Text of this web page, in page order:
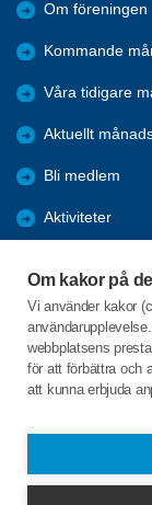
Om kakor på
Vi använder kakor
webbplatsens
för att förbättra och
att kunna erbjuda
Om föreningen
Kommande
Våra tidigare
Aktuellt
Bli medlem
Aktiviteter
Referat
Årsmöten
Öppet hus
663 30 SKOGHALL